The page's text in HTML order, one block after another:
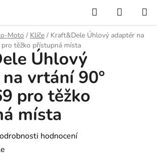
Hledat
KOŠÍK
Moto / Klíče / Kraft&Dele Úhlový adaptér na
těžko přístupná místa
Úhlový
vrtání 90°
pro těžko
místa
hodnocení